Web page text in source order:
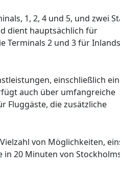
1, 2, 4 und 5, und zwei
dient hauptsächlich für
Terminals 2 und 3 für
einschließlich
auch über umfangreiche
Fluggäste, die zusätzliche
von Möglichkeiten,
20 Minuten von